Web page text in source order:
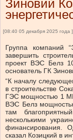
Зиновий
[08:40 05 декабря 2025 года ]
Группа компаний
завершить
проект ВЭС Белз
основатель ГК
“К началу
в строительстве
ГЭС мощностью 1
ВЭС Белз
там
несколькими
финансирования.
сказал Козицкий в